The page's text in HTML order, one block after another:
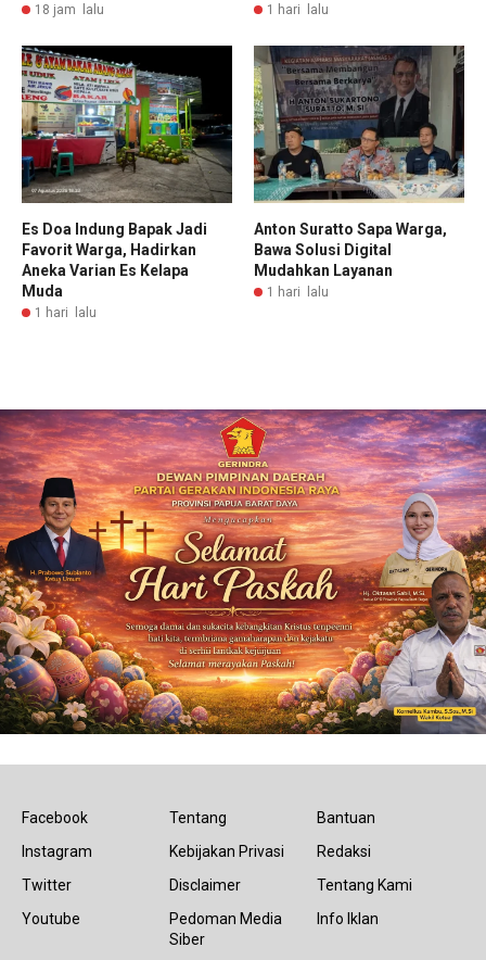
18 jam lalu 1 hari lalu
Es Doa Indung Bapak Jadi
Favorit Warga, Hadirkan
Aneka Varian Es Kelapa
Muda
1 hari lalu
Anton Suratto Sapa Warga,
Bawa Solusi Digital
Mudahkan Layanan
1 hari lalu
Facebook
Instagram
Twitter
Youtube
Tentang
Kebijakan Privasi
Disclaimer
Pedoman Media
Siber
Bantuan
Redaksi
Tentang Kami
Info Iklan